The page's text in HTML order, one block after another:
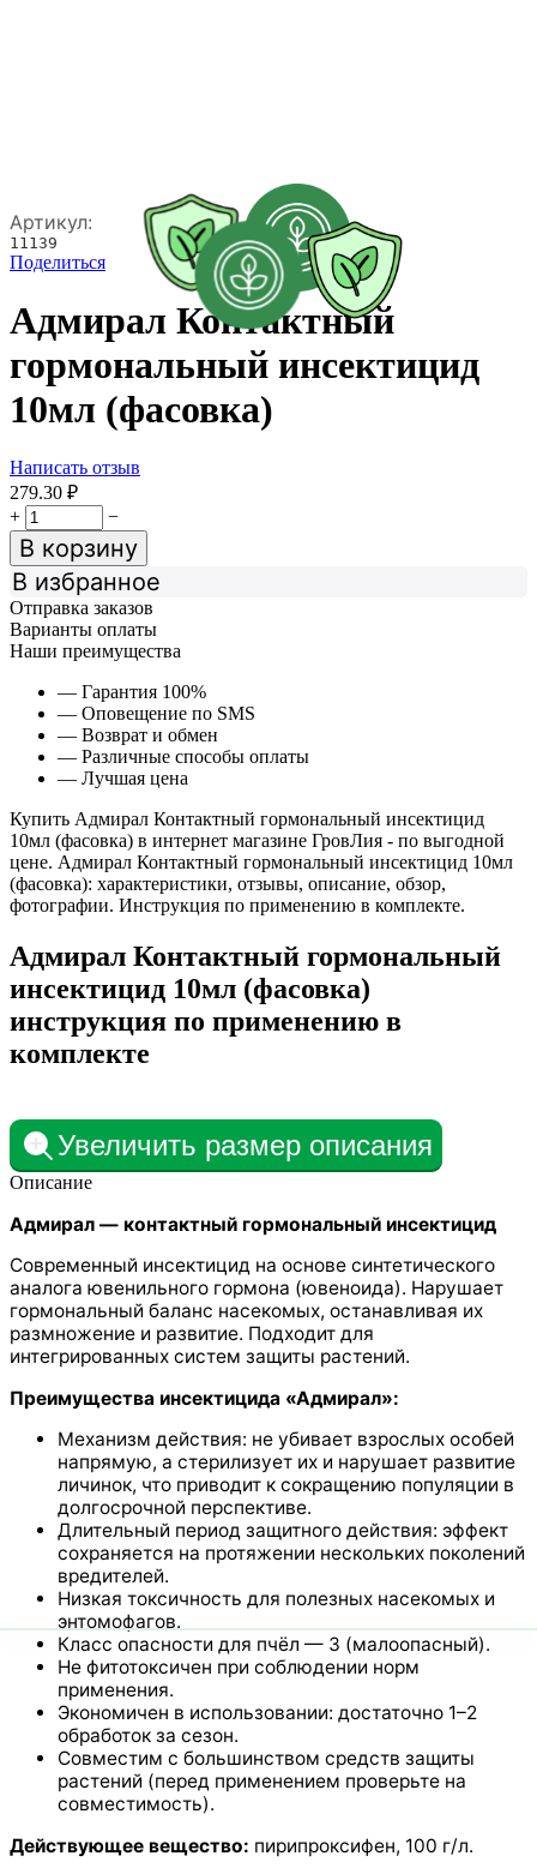
Артикул:
11139
Поделиться
Адмирал Контактный
гормональный инсектицид
10мл (фасовка)
Написать отзыв
279.30 ₽
+
−
В корзину
В избранное
Отправка заказов
Варианты оплаты
Наши преимущества
— Гарантия 100%
— Оповещение по SMS
— Возврат и обмен
— Различные способы оплаты
— Лучшая цена
Купить Адмирал Контактный гормональный инсектицид
10мл (фасовка) в интернет магазине ГровЛия - по выгодной
цене. Адмирал Контактный гормональный инсектицид 10мл
(фасовка): характеристики, отзывы, описание, обзор,
фотографии. Инструкция по применению в комплекте.
Адмирал Контактный гормональный
инсектицид 10мл (фасовка)
инструкция по применению в
комплекте
Увеличить размер описания
Описание
Адмирал — контактный гормональный инсектицид
Современный инсектицид на основе синтетического
аналога ювенильного гормона (ювеноида). Нарушает
гормональный баланс насекомых, останавливая их
размножение и развитие. Подходит для
интегрированных систем защиты растений.
Преимущества инсектицида «Адмирал»:
Механизм действия: не убивает взрослых особей
напрямую, а стерилизует их и нарушает развитие
личинок, что приводит к сокращению популяции в
долгосрочной перспективе.
Длительный период защитного действия: эффект
сохраняется на протяжении нескольких поколений
вредителей.
Низкая токсичность для полезных насекомых и
энтомофагов.
Класс опасности для пчёл — 3 (малоопасный).
Не фитотоксичен при соблюдении норм
применения.
Экономичен в использовании: достаточно 1–2
обработок за сезон.
Совместим с большинством средств защиты
растений (перед применением проверьте на
совместимость).
Действующее вещество: пирипроксифен, 100 г/л.